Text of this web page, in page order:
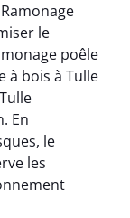
le
poêle
à bois à Tulle
En
le
les